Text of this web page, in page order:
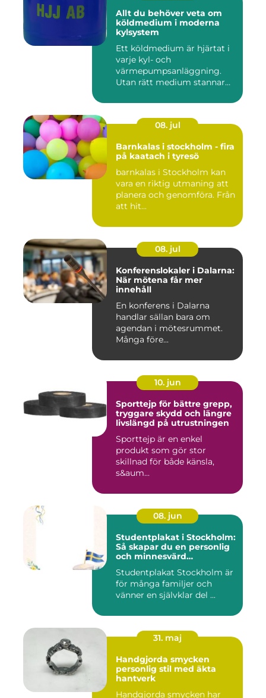
Allt du behöver veta om
köldmedium i moderna
kylsystem
Ett köldmedium är hjärtat i
varje kyl- och
värmepumpsanläggning.
Utan rätt medium stannar
08. jul
Barnkalas i stockholm - fira
på kaatach i tyresö
barnkalas i Stockholm kan
vara en riktig utmaning att
planera och genomföra. Från
att hit...
08. jul
Konferenslokaler i Dalarna:
När mötena får mer
innehåll
En konferens i Dalarna
handlar sällan bara om
agendan i mötesrummet.
Många före...
10. jun
Sporttejp för bättre grepp,
tryggare skydd och längre
livslängd på utrustningen
Sporttejp är en enkel
produkt som gör stor
skillnad för både känsla,
s&aum...
08. jun
Studentplakat i Stockholm:
Så skapar du en personlig
och minnesvärd
Studentplakat Stockholm är
för många familjer och
vänner en självklar del ...
31. maj
Handgjorda smycken
personlig stil med äkta
hantverk
Handgjorda smycken har